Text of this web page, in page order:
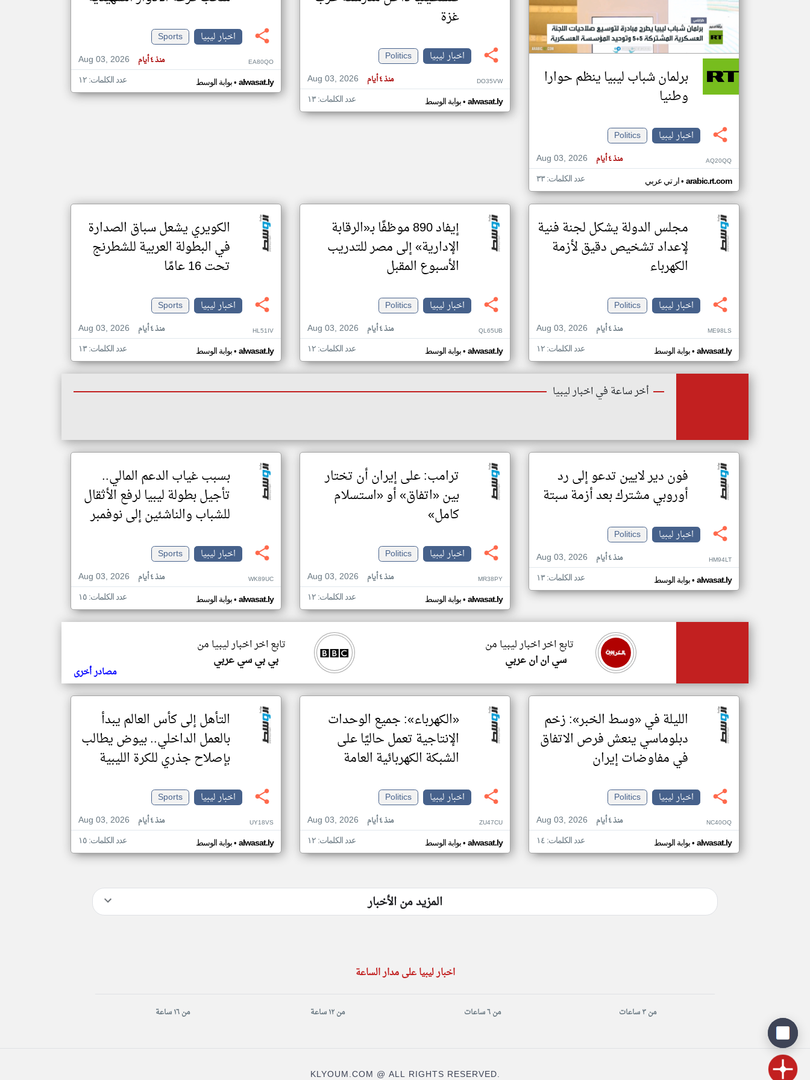
مصادر الأخبار من ليبيا
اخبار ليبيا على مدار الساعة
أهم اخبار ليبيا العاجلة والمباشرة
برلمان شباب ليبيا ينظم حوارا
وطنيا
اخبار ليبيا
Politics
Aug 03, 2026
منذ ٤ أيام AQ20QQ
ار تي عربي• arabic.rt.com عدد الكلمات: ٣٣
غزة
اخبار ليبيا
Politics
Aug 03, 2026
منذ ٤ أيام DO35VW
بوابة الوسط• alwasat.ly عدد الكلمات: ١٣
اخبار ليبيا
Sports
Aug 03, 2026
منذ ٤ أيام EA80QO
بوابة الوسط• alwasat.ly عدد الكلمات: ١٢
مجلس الدولة يشكل لجنة فنية
لإعداد تشخيص دقيق لأزمة
الكهرباء
اخبار ليبيا
Politics
Aug 03, 2026
منذ ٤ أيام ME98LS
بوابة الوسط• alwasat.ly عدد الكلمات: ١٢
إيفاد 890 موظفًا بـ«الرقابة
الإدارية» إلى مصر للتدريب
الأسبوع المقبل
اخبار ليبيا
Politics
Aug 03, 2026
منذ ٤ أيام QL65UB
بوابة الوسط• alwasat.ly عدد الكلمات: ١٢
الكويري يشعل سباق الصدارة
في البطولة العربية للشطرنج
تحت 16 عامًا
اخبار ليبيا
Sports
Aug 03, 2026
منذ ٤ أيام HL51IV
بوابة الوسط• alwasat.ly عدد الكلمات: ١٣
أخر ساعة في اخبار ليبيا
فون دير لايين تدعو إلى رد
أوروبي مشترك بعد أزمة سبتة
اخبار ليبيا
Politics
Aug 03, 2026
منذ ٤ أيام HM94LT
بوابة الوسط• alwasat.ly عدد الكلمات: ١٣
ترامب: على إيران أن تختار
بين «اتفاق» أو «استسلام
كامل»
اخبار ليبيا
Politics
Aug 03, 2026
منذ ٤ أيام MR38PY
بوابة الوسط• alwasat.ly عدد الكلمات: ١٢
بسبب غياب الدعم المالي..
تأجيل بطولة ليبيا لرفع الأثقال
للشباب والناشئين إلى نوفمبر
اخبار ليبيا
Sports
Aug 03, 2026
منذ ٤ أيام WK89UC
بوابة الوسط• alwasat.ly عدد الكلمات: ١٥
تابع اخر اخبار ليبيا من
بي بي سي عربي
تابع اخر اخبار ليبيا من
سي ان ان عربي
مصادر أخرى
الليلة في «وسط الخبر»: زخم
دبلوماسي ينعش فرص الاتفاق
في مفاوضات إيران
اخبار ليبيا
Politics
Aug 03, 2026
منذ ٤ أيام NC40OQ
بوابة الوسط• alwasat.ly عدد الكلمات: ١٤
«الكهرباء»: جميع الوحدات
الإنتاجية تعمل حاليًا على
الشبكة الكهربائية العامة
اخبار ليبيا
Politics
Aug 03, 2026
منذ ٤ أيام ZU47CU
بوابة الوسط• alwasat.ly عدد الكلمات: ١٢
التأهل إلى كأس العالم يبدأ
بالعمل الداخلي.. بيوض يطالب
بإصلاح جذري للكرة الليبية
اخبار ليبيا
Sports
Aug 03, 2026
منذ ٤ أيام UY18VS
بوابة الوسط• alwasat.ly عدد الكلمات: ١٥
المزيد من الأخبار
اخبار ليبيا على مدار الساعة
من ٣ ساعات من ٦ ساعات من ١٢ ساعة من ١٦ ساعة
KLYOUM.COM @ ALL RIGHTS RESERVED.
klyoum.com